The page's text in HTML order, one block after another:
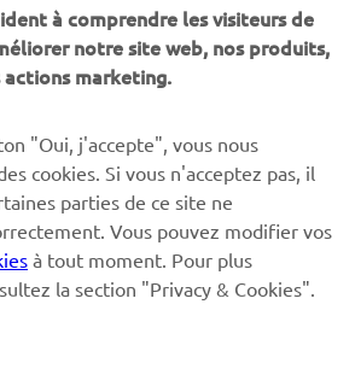
de produits, etc.
S'ABONNER
confidentialité pour savoir comment
personnelles : Politique de
à comprendre les visiteurs de
notre site web, nos produits,
actions marketing.
"Oui, j'accepte", vous nous
cookies. Si vous n'acceptez pas, il
parties de ce site ne
Vous pouvez modifier vos
à tout moment. Pour plus
la section "Privacy & Cookies".